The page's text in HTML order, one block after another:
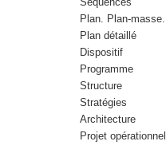
Plan. Plan-masse.
Plan détaillé
Dispositif
Programme
Structure
Stratégies
Architecture
Projet opérationnel